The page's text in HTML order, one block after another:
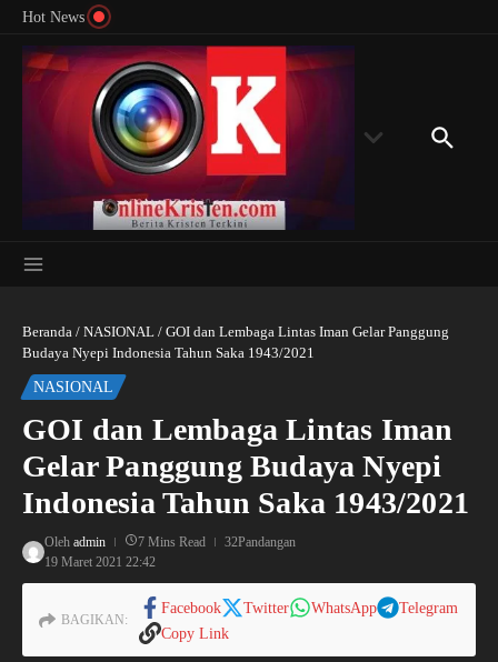
Lewati ke konten
Hot News
Beranda / NASIONAL / GOI dan Lembaga Lintas Iman Gelar Panggung
Budaya Nyepi Indonesia Tahun Saka 1943/2021
NASIONAL
GOI dan Lembaga Lintas Iman
Gelar Panggung Budaya Nyepi
Indonesia Tahun Saka 1943/2021
Oleh admin 7 Mins Read
32Pandangan
19 Maret 2021 22:42
BAGIKAN:
Facebook Twitter WhatsApp
Telegram
Copy Link